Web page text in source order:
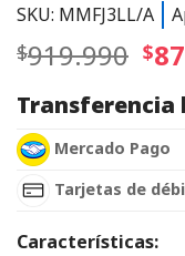
SKU: MMFJ3LL/A
$919.990 $
Transferencia
Mercado Pago
Tarjetas de
Características: